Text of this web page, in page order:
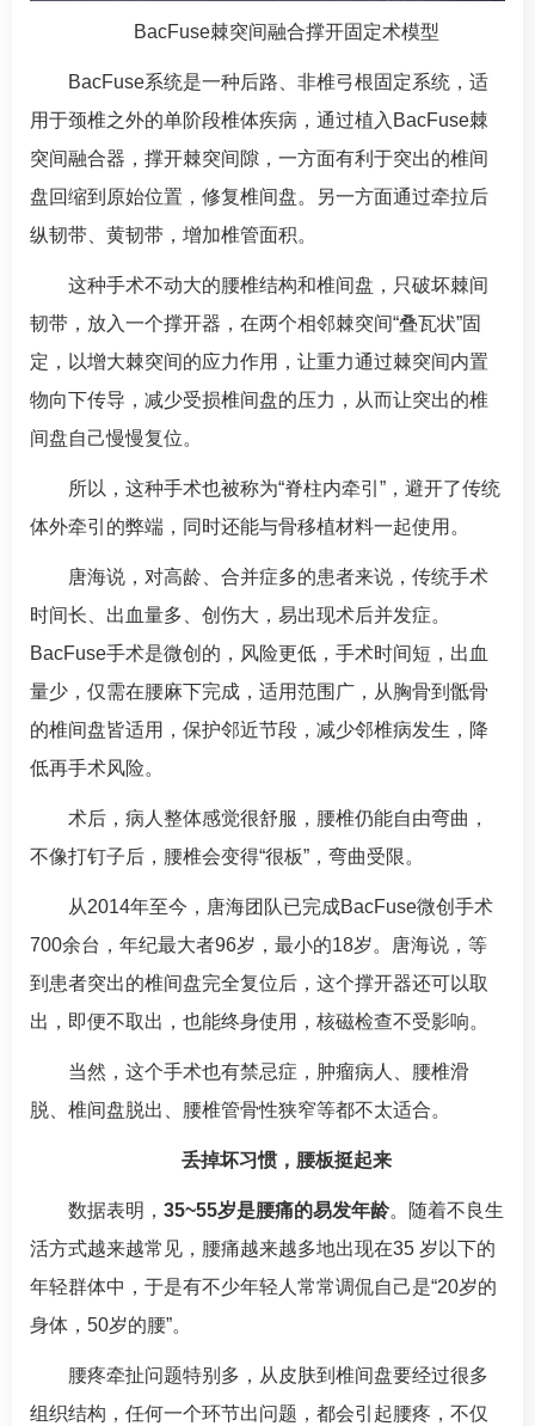
BacFuse棘突间融合撑开固定术模型
BacFuse系统是一种后路、非椎弓根固定系统，适
用于颈椎之外的单阶段椎体疾病，通过植入BacFuse棘
突间融合器，撑开棘突间隙，一方面有利于突出的椎间
盘回缩到原始位置，修复椎间盘。另一方面通过牵拉后
纵韧带、黄韧带，增加椎管面积。
这种手术不动大的腰椎结构和椎间盘，只破坏棘间
韧带，放入一个撑开器，在两个相邻棘突间“叠瓦状”固
定，以增大棘突间的应力作用，让重力通过棘突间内置
物向下传导，减少受损椎间盘的压力，从而让突出的椎
间盘自己慢慢复位。
所以，这种手术也被称为“脊柱内牵引”，避开了传统
体外牵引的弊端，同时还能与骨移植材料一起使用。
唐海说，对高龄、合并症多的患者来说，传统手术
时间长、出血量多、创伤大，易出现术后并发症。
BacFuse手术是微创的，风险更低，手术时间短，出血
量少，仅需在腰麻下完成，适用范围广，从胸骨到骶骨
的椎间盘皆适用，保护邻近节段，减少邻椎病发生，降
低再手术风险。
术后，病人整体感觉很舒服，腰椎仍能自由弯曲，
不像打钉子后，腰椎会变得“很板”，弯曲受限。
从2014年至今， 唐海团队已完成BacFuse微创手术
700余台，年纪最大者96岁，最小的18岁。
唐海说，等
到患者突出的椎间盘完全复位后，这个撑开器还可以取
出，即便不取出，也能终身使用，核磁检查不受影响。
当然，这个手术也有禁忌症，肿瘤病人、腰椎滑
脱、椎间盘脱出、腰椎管骨性狭窄等都不太适合。
丢掉坏习惯，腰板挺起来
数据表明， 35~55岁是腰痛的易发年龄。随着不良生
活方式越来越常见，腰痛越来越多地出现在35 岁以下的
年轻群体中，于是有不少年轻人常常调侃自己是“20岁的
身体，50岁的腰”。
腰疼牵扯问题特别多，从皮肤到椎间盘要经过很多
组织结构，任何一个环节出问题，都会引起腰疼，不仅